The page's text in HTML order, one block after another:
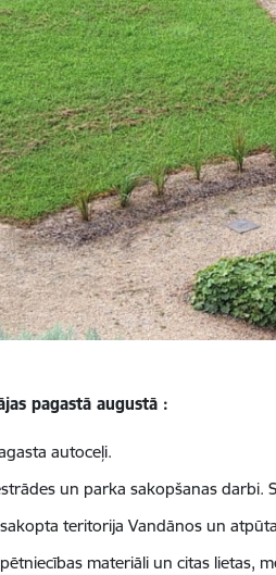
pagastā augustā :
autoceļi.
un parka sakopšanas darbi.
teritorija Vandānos un
materiāli un citas lietas,